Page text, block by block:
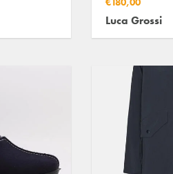
Luca Grossi